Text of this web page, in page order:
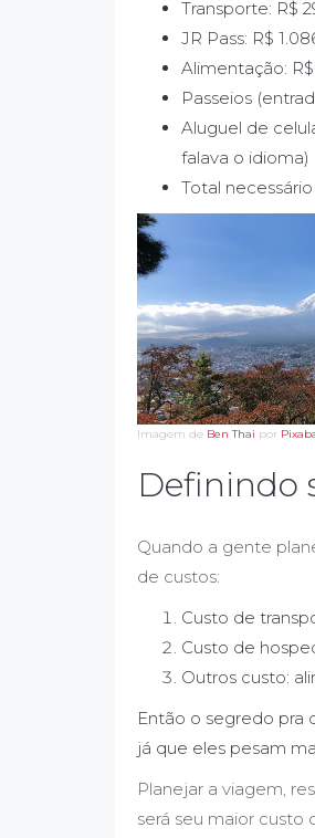
Transporte: R$
JR Pass: R$
Alimentação:
Passeios
Aluguel de
falava o idioma)
Total
Imagem de Ben Thai por
Definindo
Quando a gente
de custos:
Custo de
Custo de
Outros custo:
Então o segredo pra
já que eles pesam
Planejar a viagem,
será seu maior custo